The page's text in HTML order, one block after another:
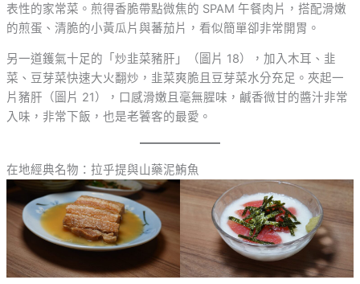
表性的家常菜。煎得香脆帶點微焦的 SPAM 午餐肉片，搭配滑嫩
的煎蛋、清脆的小黃瓜片與蕃茄片，看似簡單卻非常開胃。
另一道鑊氣十足的「炒韭菜豬肝」（圖片 18），加入木耳、韭
菜、豆芽菜快速大火翻炒，韭菜爽脆且豆芽菜水分充足。夾起一
片豬肝（圖片 21），口感滑嫩且毫無腥味，鹹香微甘的醬汁非常
入味，非常下飯，也是老饕客的最愛。
在地經典名物：拉乎提與山藥泥鮪魚